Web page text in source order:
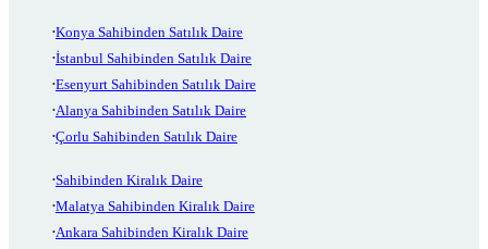
Konya Sahibinden Satılık Daire
İstanbul Sahibinden Satılık Daire
Esenyurt Sahibinden Satılık Daire
Alanya Sahibinden Satılık Daire
Çorlu Sahibinden Satılık Daire
Sahibinden Kiralık Daire
Malatya Sahibinden Kiralık Daire
Ankara Sahibinden Kiralık Daire